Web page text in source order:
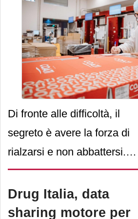
director national
customer interaction di
Aldi Italia, ci racconta
l’importanza della vicinanza
ai clienti, ai territori e alle
persone per un format
vincente nel settore dei
discount in continua
evoluzione.
Di fronte alle difficoltà, il
segreto è avere la forza di
rialzarsi e non abbattersi.
Ed è stata proprio questa la
strategia messa in campo
dalSalumificio F.lli Coati
Drug Italia, data
sharing motore per